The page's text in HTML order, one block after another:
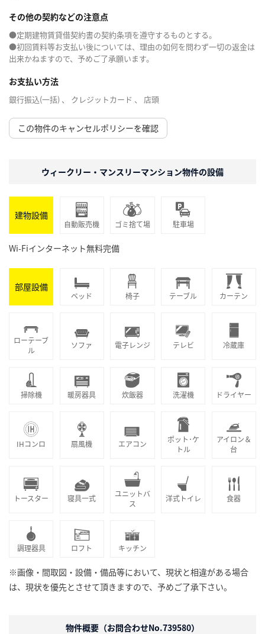
その他の契約などの注意点
●定期建物賃貸借契約書の契約条項を遵守するものとする。
●初回賃料等お支払い後については、理由の如何を問わず一切の返金は
出来かねますので、予めご了承願います。
お支払い方法
銀行振込(一括) 、 クレジットカード 、 店頭
この物件のキャンセルポリシーを確認
ウィークリー・マンスリーマンション物件の設備
建物設備
自動販売機 ゴミ捨て場 駐車場
Wi-Fiインターネット無料完備
部屋設備
ベッド 椅子 テーブル カーテン
ローテーブ
ル
ソファ 電子レンジ テレビ 冷蔵庫
掃除機 暖房器具 炊飯器 洗濯機 ドライヤー
IHコンロ 扇風機 エアコン
ポット･ケ
トル
アイロン＆
台
トースター 寝具一式
ユニットバ
ス
洋式トイレ 食器
調理器具 ロフト キッチン
※画像・間取図・設備・備品等において、現状と相違がある場合
は、現状を優先とさせて頂きますので、予めご了承下さい。
物件概要（お問合わせNo.739580）